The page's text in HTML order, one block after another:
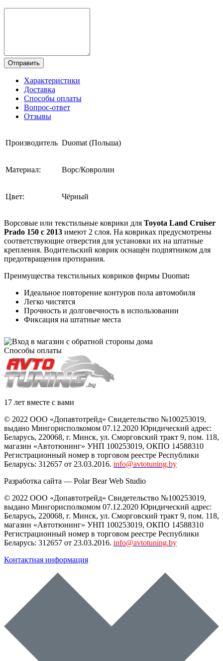
Отправить
Характеристики
Доставка
Способы оплаты
Вопрос-ответ
Отзывы
Производитель Duomat (Польша)
Материал: Ворс/Ковролин
Цвет: Чёрный
Ворсовые или текстильные коврики для Toyota Land Cruiser
Prado 150 с 2013 имеют 2 слоя. На ковриках предусмотрены
соответствующие отверстия для установки их на штатные
крепления. Водительский коврик оснащён подпятником для
предотвращения протирания.
Преимущества текстильных ковриков фирмы Duomat:
Идеальное повторение контуров пола автомобиля
Легко чистятся
Прочность и долговечность в использовании
Фиксация на штатные места
Способы оплаты
17 лет вместе с вами
© 2022 ООО «Допавтотрейд» Свидетельство №100253019,
выдано Мингорисполкомом 07.12.2020 Юридический адрес:
Беларусь, 220068, г. Минск, ул. Сморговский тракт 9, пом. 118,
магазин «Автотюнинг» УНП 100253019, ОКПО 14588310
Регистрационный номер в торговом реестре Республики
Беларусь: 312657 от 23.03.2016. info@avtotuning.by
Разработка сайта — Polar Bear Web Studio
© 2022 ООО «Допавтотрейд» Свидетельство №100253019,
выдано Мингорисполкомом 07.12.2020 Юридический адрес:
Беларусь, 220068, г. Минск, ул. Сморговский тракт 9, пом. 118,
магазин «Автотюнинг» УНП 100253019, ОКПО 14588310
Регистрационный номер в торговом реестре Республики
Беларусь: 312657 от 23.03.2016. info@avtotuning.by
Контактная информация